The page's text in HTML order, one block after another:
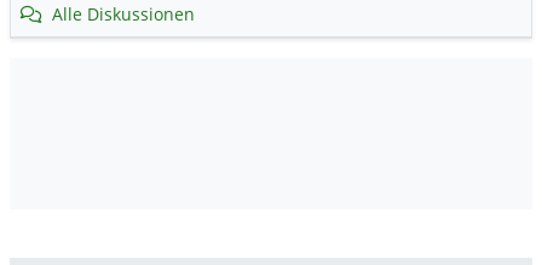
Alle Diskussionen